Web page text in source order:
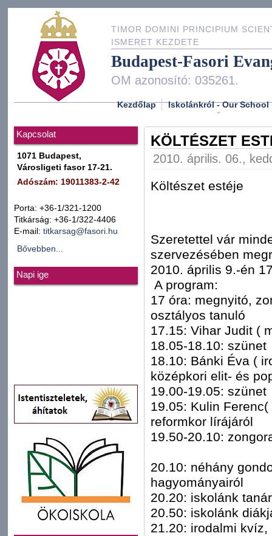
TIMOR DOMINI PRINCIPIUM
ISMERET KEZDETE
Budapest-Fasori
OM azonosító: 035261.
Kezdőlap Iskolánkról - Our School
Kapcsolat
1071 Budapest,
Városligeti fasor 17-21.
Adószám: 19011383-2-42
Porta: +36-1/321-1200
Titkárság: +36-1/322-4406
E-mail: titkarsag@fasori.hu
Bővebben...
Napi ige
KÖLTÉSZET
2010. április. 06.,
Költészet estéje
Szeretettel vár
szervezésében
2010. április 9.-én
A program:
17 óra: megnyitó,
osztályos tanuló
17.15: Vihar Judit (
18.05-18.10: szünet
18.10: Bánki Éva (
középkori elit- és
19.00-19.05: szünet
19.05: Kulin
reformkor lírájáról
19.50-20.10:
20.10: néhány
hagyományairól
20.20: iskolánk
20.50: iskolánk
21.20: irodalmi